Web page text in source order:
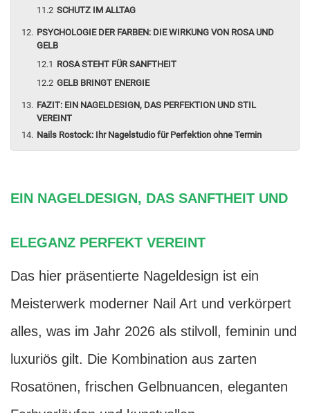
SCHUTZ IM ALLTAG
PSYCHOLOGIE DER FARBEN: DIE WIRKUNG VON ROSA UND
GELB
ROSA STEHT FÜR SANFTHEIT
GELB BRINGT ENERGIE
FAZIT: EIN NAGELDESIGN, DAS PERFEKTION UND STIL
VEREINT
Nails Rostock: Ihr Nagelstudio für Perfektion ohne Termin
EIN NAGELDESIGN, DAS SANFTHEIT UND
ELEGANZ PERFEKT VEREINT
Das hier präsentierte Nageldesign ist ein
Meisterwerk moderner Nail Art und verkörpert
alles, was im Jahr 2026 als stilvoll, feminin und
luxuriös gilt. Die Kombination aus zarten
Rosatönen, frischen Gelbnuancen, eleganten